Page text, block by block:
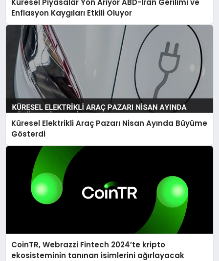
Küresel Piyasalar Yön Arıyor ABD-İran Gerilimi ve
Enflasyon Kaygıları Etkili Oluyor
Küresel Elektrikli Araç Pazarı Nisan Ayında Büyüme
Gösterdi
CoinTR, Webrazzi Fintech 2024’te kripto
ekosisteminin tanınan isimlerini ağırlayacak